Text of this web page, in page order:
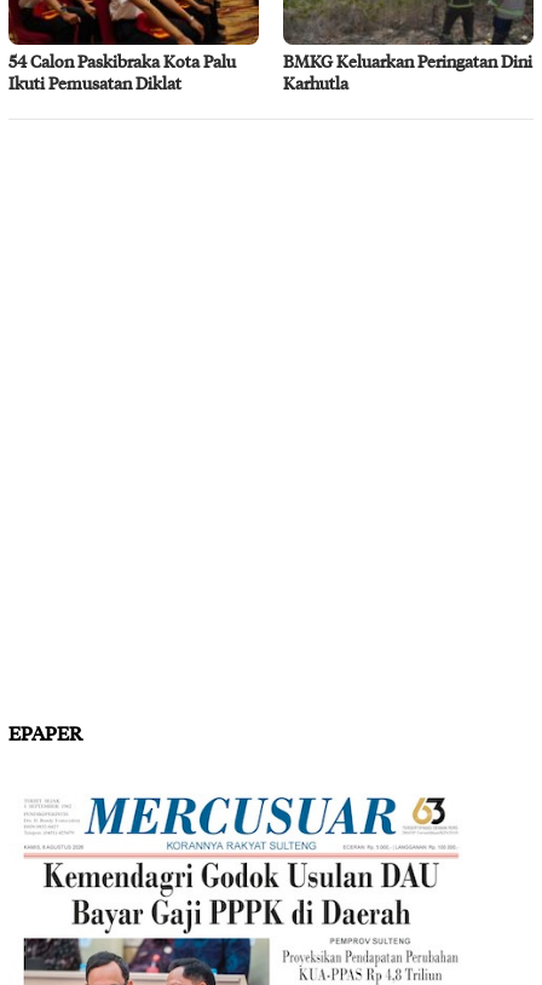
54 Calon Paskibraka Kota Palu
Ikuti Pemusatan Diklat
BMKG Keluarkan Peringatan Dini
Karhutla
EPAPER